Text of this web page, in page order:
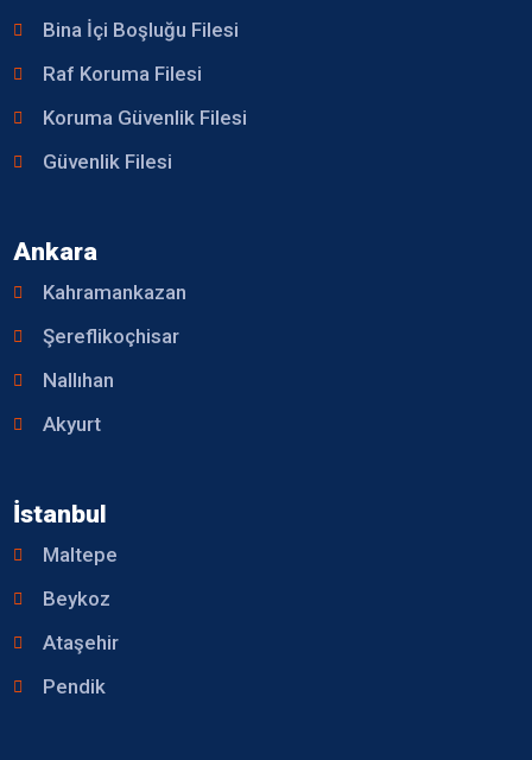
Bina İçi Boşluğu Filesi
Raf Koruma Filesi
Koruma Güvenlik Filesi
Güvenlik Filesi
Ankara
Kahramankazan
Şereflikoçhisar
Nallıhan
Akyurt
İstanbul
Maltepe
Beykoz
Ataşehir
Pendik